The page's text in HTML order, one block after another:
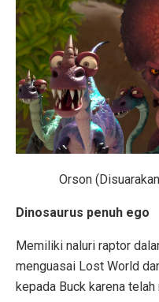
Orson
Dinosaurus penuh ego
Memiliki naluri raptor
menguasai Lost World
kepada Buck karena